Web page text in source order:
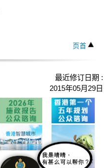
页首
最近修订日期 :
2015年05月29日